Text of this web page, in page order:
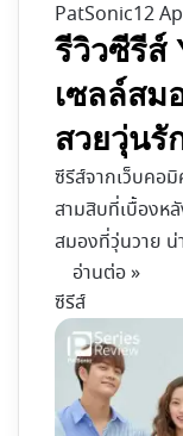
PatSonic12
รีวิวซีรีส์
เซลล์สม
สวยวุ่นรั
ซีรีส์จากเว็บคอ
สามสิบที่เบื้องห
สมองที่วุ่นวาย น่
อ่านต่อ »
ซีรีส์